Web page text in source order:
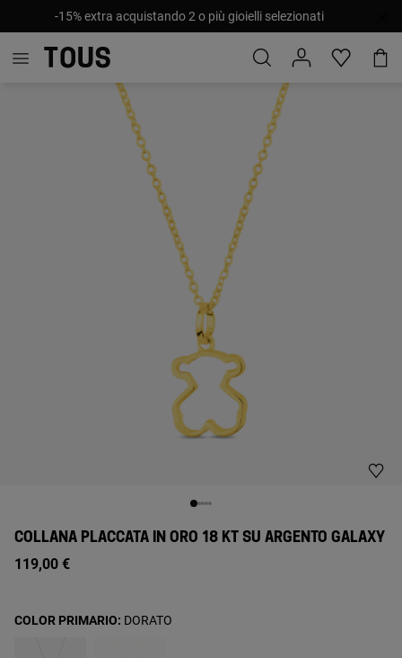
-15% extra acquistando 2 o più gioielli selezionati
COLLANA PLACCATA IN ORO 18 KT SU ARGENTO GALAXY
119,00 €
COLOR PRIMARIO: DORATO